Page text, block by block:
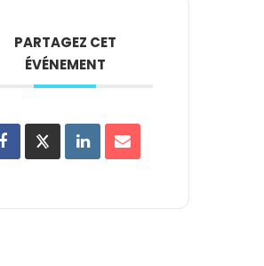
PARTAGEZ CET
ÉVÉNEMENT